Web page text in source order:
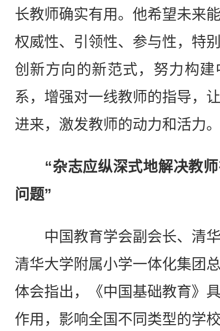
长教师确实有用。他希望未来
权威性、引领性、参与性，特
创新方向的新范式，努力构
系，增强对一线教师的指导，
进来，激发教师的动力和活力
“杂志应纵深式地解决教
问题”
中国教育学会副会长、清华
清华大学附属小学一体化集团
体会指出，《中国基础教育》
作用，影响全国不同类型的学